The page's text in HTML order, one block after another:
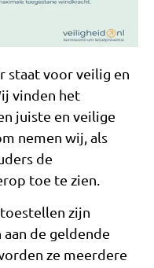
staat voor veilig en
vinden het
juiste en veilige
nemen wij, als
de
toe te zien.
zijn
de geldende
ze meerdere